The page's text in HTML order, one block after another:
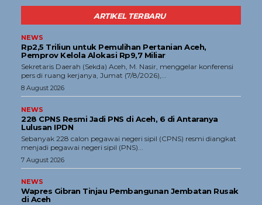
Hubungi Kami
Aset
Indeks Artikel
ARTIKEL TERBARU
NEWS
Rp2,5 Triliun untuk Pemulihan Pertanian Aceh,
Pemprov Kelola Alokasi Rp9,7 Miliar
‎Sekretaris Daerah (Sekda) Aceh, M. Nasir, menggelar konferensi
pers di ruang kerjanya, Jumat (7/8/2026),...
8 August 2026
NEWS
228 CPNS Resmi Jadi PNS di Aceh, 6 di Antaranya
Lulusan IPDN
Sebanyak 228 calon pegawai negeri sipil (CPNS) resmi diangkat
menjadi pegawai negeri sipil (PNS)...
7 August 2026
NEWS
Wapres Gibran Tinjau Pembangunan Jembatan Rusak
di Aceh